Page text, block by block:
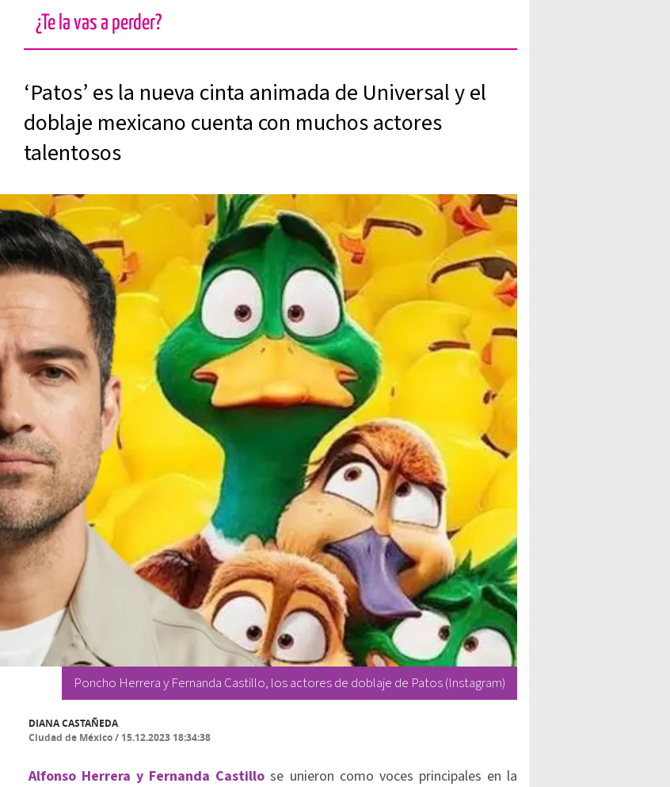
¿Te la vas a perder?
‘Patos’ es la nueva cinta animada de Universal y el
doblaje mexicano cuenta con muchos actores
talentosos
Poncho Herrera y Fernanda Castillo, los actores de doblaje de Patos (Instagram)
DIANA CASTAÑEDA
Ciudad de México/ 15.12.2023 18:34:38
Alfonso Herrera y Fernanda Castillo se unieron como voces principales en la